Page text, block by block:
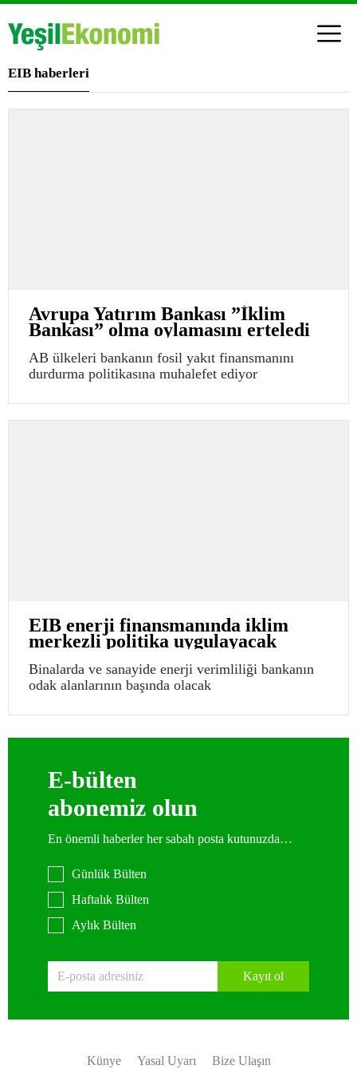
EIB haberleri
Avrupa Yatırım Bankası ”İklim
Bankası” olma oylamasını erteledi
AB ülkeleri bankanın fosil yakıt finansmanını
durdurma politikasına muhalefet ediyor
EIB enerji finansmanında iklim
merkezli politika uygulayacak
Binalarda ve sanayide enerji verimliliği bankanın
odak alanlarının başında olacak
E-bülten
abonemiz olun
En önemli haberler her sabah posta kutunuzda…
Günlük Bülten
Haftalık Bülten
Aylık Bülten
Kayıt ol
Künye Yasal Uyarı Bize Ulaşın